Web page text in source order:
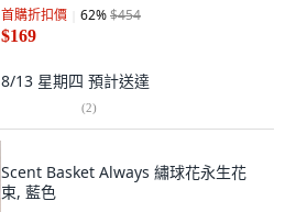
首購折扣價 62%$454
$169
8/13 星期四 預計送達
(2)
Scent Basket Always 繡球花永生花
束, 藍色